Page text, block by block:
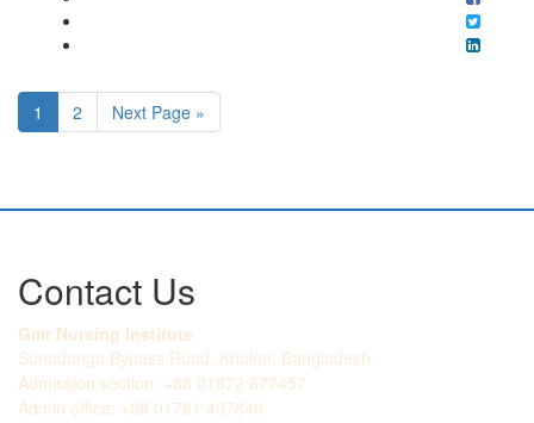
1 2 Next Page »
Contact Us
Gmr Nursing Institute
Sonadanga Bypass Road, Khulna, Bangladesh
Admission section: +88 01872 677457
Admin office: +88 01781 407846